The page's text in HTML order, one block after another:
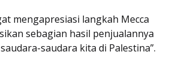
mengapresiasi langkah Mecca
sebagian hasil penjualannya
saudara kita di Palestina”.